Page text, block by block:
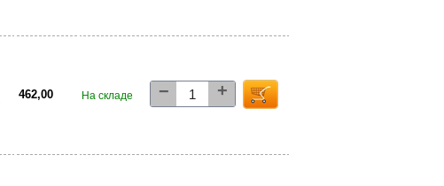
462,00 На складе − +